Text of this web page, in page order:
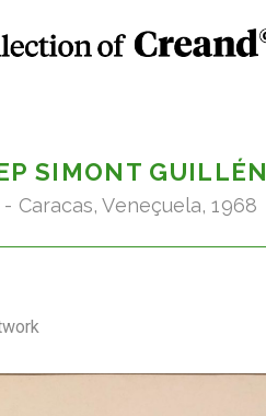
SIMONT GUILLÉN
Caracas, Veneçuela, 1968